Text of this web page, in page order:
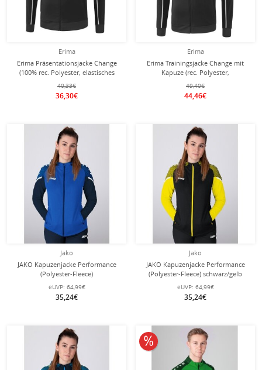
Erima
Erima Präsentationsjacke Change
(100% rec. Polyester, elastisches
Funktionsmaterial) schwarz/grau
Herren
40,33€
36,30€
Erima
Erima Trainingsjacke Change mit
Kapuze (rec. Polyester,
strapazierfähig, mit
Reißverschlusstaschen)
schwarz/grau Herren
49,40€
44,46€
Jako
JAKO Kapuzenjacke Performance
(Polyester-Fleece)
royalblau/marineblau Damen
eUVP: 64,99€
35,24€
Jako
JAKO Kapuzenjacke Performance
(Polyester-Fleece) schwarz/gelb
Damen
eUVP: 64,99€
35,24€
10% reduziert